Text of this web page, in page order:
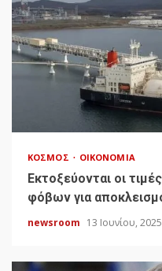
ΚΌΣΜΟΣ ΟΙΚΟΝΟΜΊΑ
Εκτοξεύονται οι
φόβων για
newsroom 13 Ιουνίου,